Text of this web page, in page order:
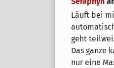
Läuft bei
geht
Das ganze
nur eine